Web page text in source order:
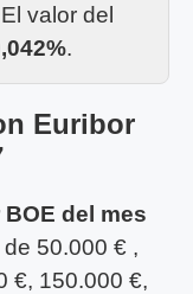
valor del
.
Euribor
del mes
50.000 € ,
€, 150.000 €,